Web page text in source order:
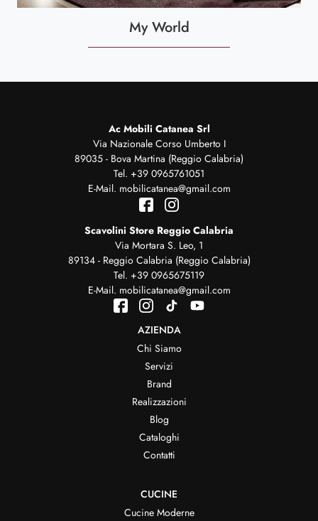
My World
Ac Mobili Catanea Srl
Via Nazionale Corso Umberto I
89035 - Bova Martina (Reggio Calabria)
Tel. +39 0965761051
E-Mail. mobilicatanea@gmail.com
Scavolini Store Reggio Calabria
Via Mortara S. Leo, 1
89134 - Reggio Calabria (Reggio Calabria)
Tel. +39 0965675119
E-Mail. mobilicatanea@gmail.com
AZIENDA
Chi Siamo
Servizi
Brand
Realizzazioni
Blog
Cataloghi
Contatti
CUCINE
Cucine Moderne